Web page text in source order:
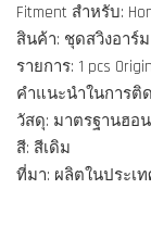
Fitment สำหรับ:
สินค้า: ชุดสวิงอาร์ม
รายการ: 1 pcs
คำแนะนำในการติ
วัสดุ: มาตรฐานฮ
สี: สีเดิม
ที่มา: ผลิตในประเ